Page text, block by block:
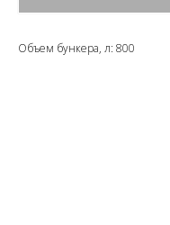
Объем бункера, л: 800